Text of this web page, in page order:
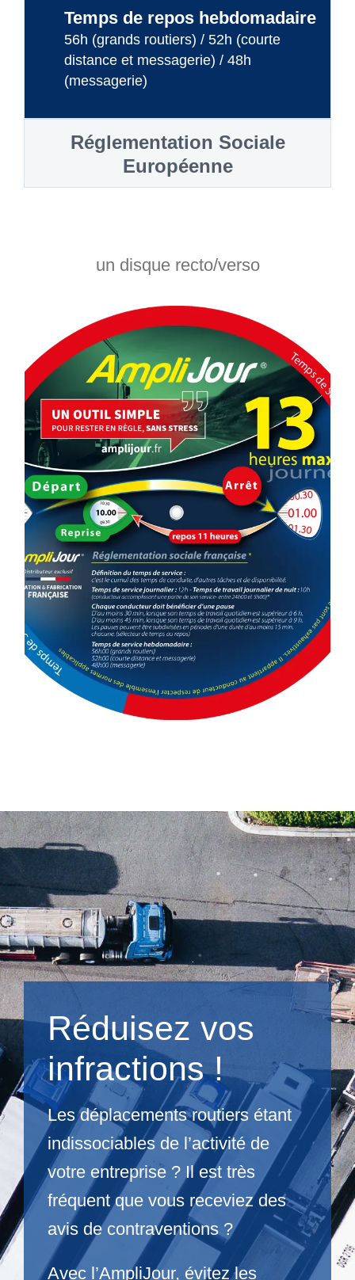
Temps de repos hebdomadaire
56h (grands routiers) / 52h (courte
distance et messagerie) / 48h
(messagerie)
Réglementation Sociale
Européenne
un disque recto/verso
Réduisez vos
infractions !
Les déplacements routiers étant
indissociables de l’activité de
votre entreprise ? Il est très
fréquent que vous receviez des
avis de contraventions ?
Avec l’AmpliJour, évitez les